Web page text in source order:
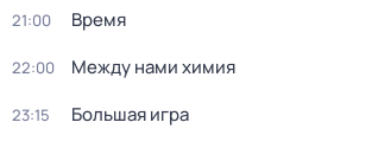
21:00 Время
22:00 Между нами химия
23:15 Большая игра